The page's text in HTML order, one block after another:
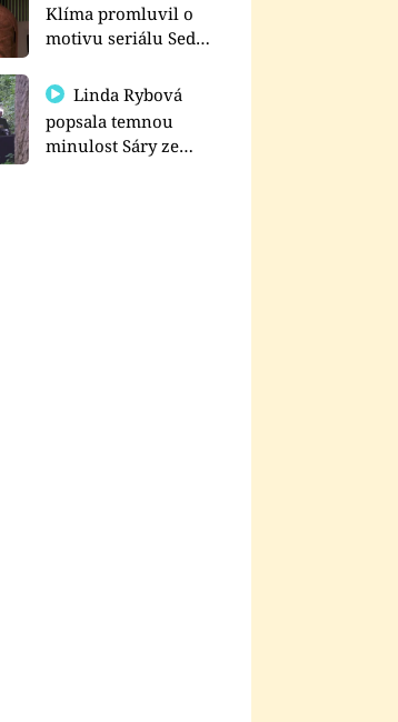
Klíma promluvil o
motivu seriálu Sedm
Linda Rybová
popsala temnou
minulost Sáry ze